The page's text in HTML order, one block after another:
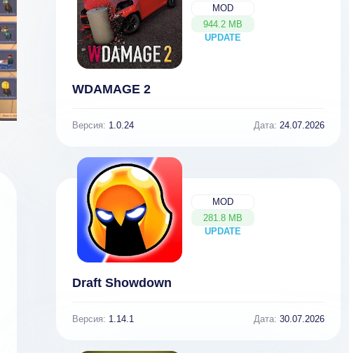
MOD
944.2 MB
UPDATE
NEW
WDAMAGE 2
Версия: 1.0.24 Дата: 24.07.2026
MOD
281.8 MB
UPDATE
NEW
Draft Showdown
Версия: 1.14.1 Дата: 30.07.2026